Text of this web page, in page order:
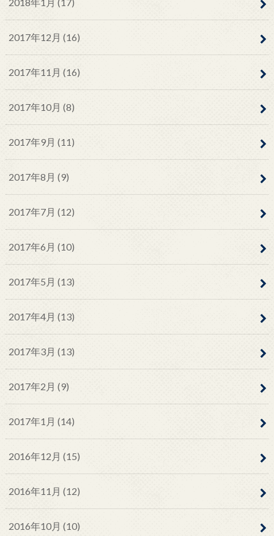
2017年12月 (16)
2017年11月 (16)
2017年10月 (8)
2017年9月 (11)
2017年8月 (9)
2017年7月 (12)
2017年6月 (10)
2017年5月 (13)
2017年4月 (13)
2017年3月 (13)
2017年2月 (9)
2017年1月 (14)
2016年12月 (15)
2016年11月 (12)
2016年10月 (10)